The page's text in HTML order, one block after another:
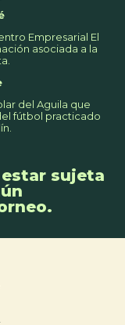
Empresarial El
asociada a la
del Aguila que
fútbol practicado
sujeta